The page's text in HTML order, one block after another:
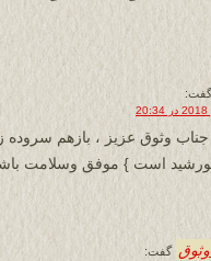
گفت:
جناب وثوق عزیز ، بازهم سروده
است } موفق وسلامت
وثوق گفت: